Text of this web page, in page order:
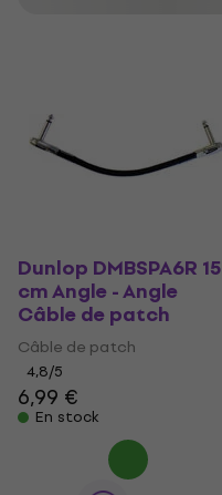
Dunlop DMBSPA6R 15
cm Angle - Angle
Câble de patch
Câble de patch
4,8/5
6,99 €
En stock